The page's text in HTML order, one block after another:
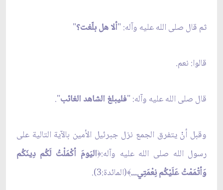
ثم قال صلى الله عليه وآله: "ألا هل بلّغت؟"
قالوا: نعم.
قال صلى الله عليه وآله: "فليبلغ الشاهد الغائب".
وقبل أنْ يتفرق الجمع نزل جبرئيل الأمين بالآية التالية على
رسول الله صلى الله عليه وآله:﴿اليَومَ أكْمَلْتُ لَكُم دِينَكُم
وَأتْمَمْتُ عَلَيْكُم نِعْمَتِي...﴾(المائدة:3).